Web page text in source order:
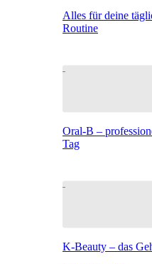
Alles für deine
Routine
Oral-B –
Tag
K-Beauty – das